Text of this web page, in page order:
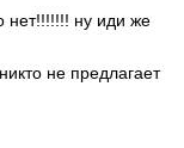
нет!!!!!!! ну иди же
не предлагает